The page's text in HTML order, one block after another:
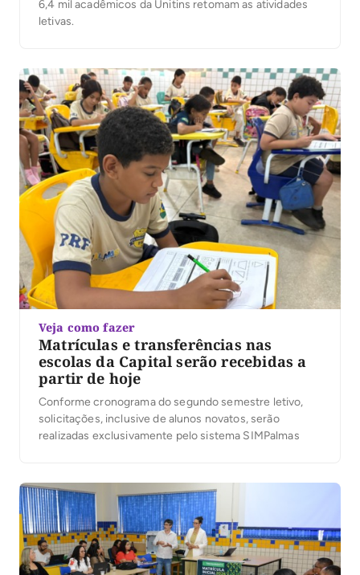
6,4 mil acadêmicos da Unitins retomam as atividades
letivas.
Veja como fazer
Matrículas e transferências nas
escolas da Capital serão recebidas a
partir de hoje
Conforme cronograma do segundo semestre letivo,
solicitações, inclusive de alunos novatos, serão
realizadas exclusivamente pelo sistema SIMPalmas